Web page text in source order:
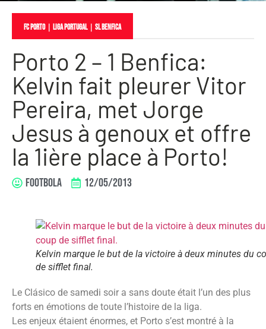
FC Porto｜ Liga Portugal｜ SL Benfica
Porto 2 – 1 Benfica:
Kelvin fait pleurer Vitor
Pereira, met Jorge
Jesus à genoux et offre
la 1ière place à Porto!
FOOTBOLA 12/05/2013
Kelvin marque le but de la victoire à deux minutes du
de sifflet final.
Le Clásico de samedi soir a sans doute était l’un des plus
forts en émotions de toute l’histoire de la liga.
Les enjeux étaient énormes, et Porto s’est montré à la